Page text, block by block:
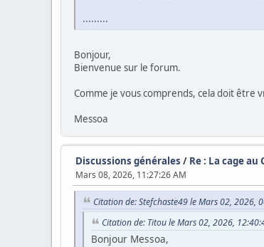
.........
Bonjour,
Bienvenue sur le forum.
Comme je vous comprends, cela doit être
Messoa
Discussions générales / Re : La cage au
Mars 08, 2026, 11:27:26 AM
Citation de: Stefchaste49 le Mars 02, 2026,
Citation de: Titou le Mars 02, 2026,
Bonjour Messoa,